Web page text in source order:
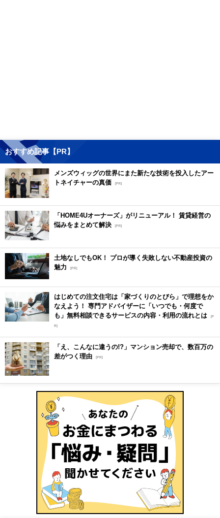
おすすめ記事【PR】
メンズウィッグの世界にまた新たな技術を投入したアー
トネイチャーの真価 [PR]
「HOME4Uオーナーズ」がリニューアル！ 賃貸経営の
悩みをまとめて解決 [PR]
土地なしでもOK！ プロが導く失敗しない不動産投資の
魅力
[PR]
はじめての注文住宅は「家づくりのとびら」で理想をか
なえよう！ 専門アドバイザーに「いつでも・何度で
も」無料相談できるサービスの内容・利用の流れとは [P
R]
「え、こんなに違うの!?」マンション売却で、数百万の
差がつく理由 [PR]